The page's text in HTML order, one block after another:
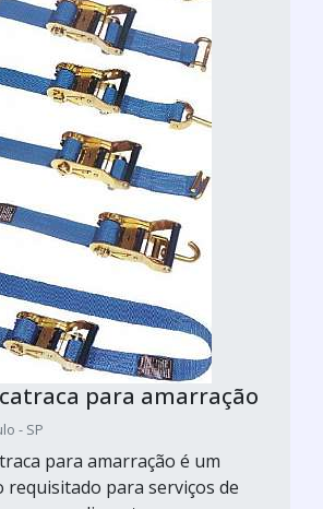
para amarração
- SP
para amarração é um
para serviços de